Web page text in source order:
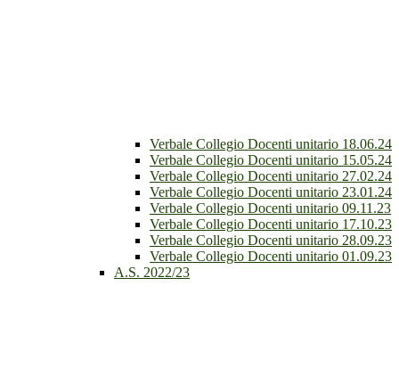
Verbale Collegio Docenti unitario 18.06.24
Verbale Collegio Docenti unitario 15.05.24
Verbale Collegio Docenti unitario 27.02.24
Verbale Collegio Docenti unitario 23.01.24
Verbale Collegio Docenti unitario 09.11.23
Verbale Collegio Docenti unitario 17.10.23
Verbale Collegio Docenti unitario 28.09.23
Verbale Collegio Docenti unitario 01.09.23
A.S. 2022/23